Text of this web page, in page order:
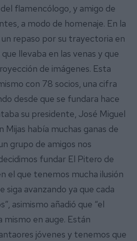
flamencólogo, y amigo de
a modo de homenaje. En la
repaso por su trayectoria en
llevaba en las venas y que
de imágenes. Esta
con 78 socios, una cifra
desde que se fundara hace
su presidente, José Miguel
Mijas había muchas ganas de
grupo de amigos nos
fundar El Pitero de
el que tenemos mucha ilusión
siga avanzando ya que cada
asimismo añadió que “el
en auge. Están
jóvenes y tenemos que